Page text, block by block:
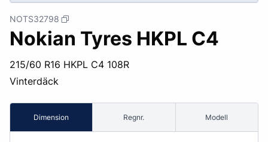
NOTS32798
Nokian Tyres HKPL C4
215/60 R16 HKPL C4 108R
Vinterdäck
Dimension Regnr. Modell